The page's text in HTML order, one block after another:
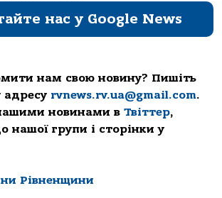
нас у Google News
нам свою новину? Пишіть
адресу rvnews.rv.ua@gmail.com.
новинами в Твіттер,
нашої групи і сторінки у
Рівненщини